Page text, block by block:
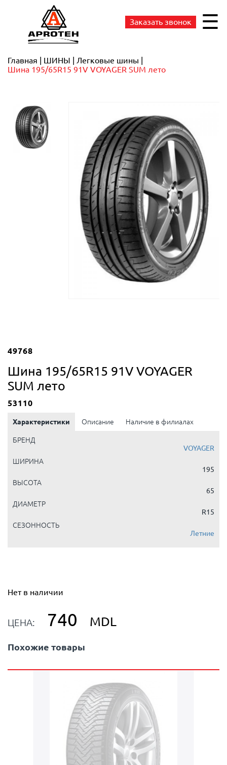
Заказать звонок ☰
Главная ШИНЫ
Легковые шины
Шина 195/65R15 91V VOYAGER SUM лето
49768
Шина 195/65R15 91V VOYAGER
SUM лето
53110
Характеристики Описание Наличие в филиалах
БРЕНД
VOYAGER
ШИРИНА
195
ВЫСОТА
65
ДИАМЕТР
R15
СЕЗОННОСТЬ
Летние
Нет в наличии
ЦЕНА: 740 MDL
Похожие товары